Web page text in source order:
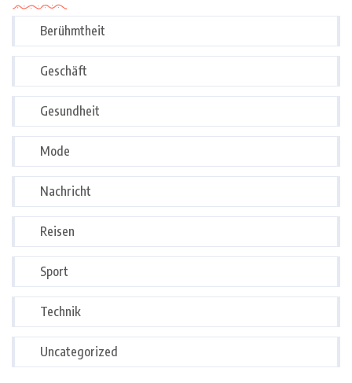
Berühmtheit
Geschäft
Gesundheit
Mode
Nachricht
Reisen
Sport
Technik
Uncategorized